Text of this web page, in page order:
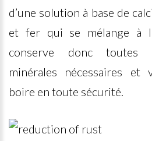
d’une solution à base de
et fer qui se mélange à
conserve donc toutes
minérales nécessaires et
boire en toute sécurité.